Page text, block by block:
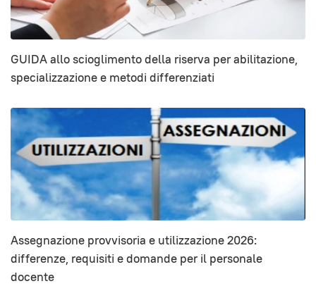
GUIDA allo scioglimento della riserva per abilitazione,
specializzazione e metodi differenziati
Assegnazione provvisoria e utilizzazione 2026:
differenze, requisiti e domande per il personale
docente